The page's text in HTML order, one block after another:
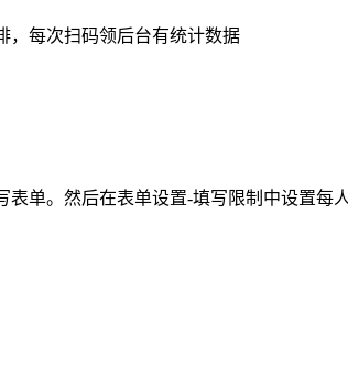
，每次扫码领后台有统计数据
单。然后在表单设置-填写限制中设置每